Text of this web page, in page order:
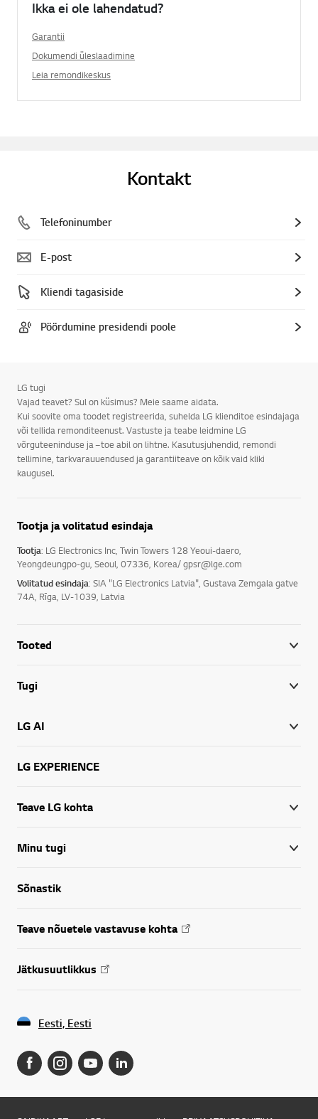
Ikka ei ole lahendatud?
Garantii
Dokumendi üleslaadimine
Leia remondikeskus
Kontakt
Telefoninumber
E-post
Kliendi tagasiside
Pöördumine presidendi poole
LG tugi
Vajad teavet? Sul on küsimus? Meie saame aidata.
Kui soovite oma toodet registreerida, suhelda LG klienditoe esindajaga
või tellida remonditeenust. Vastuste ja teabe leidmine LG
võrguteeninduse ja –toe abil on lihtne. Kasutusjuhendid, remondi
tellimine, tarkvarauuendused ja garantiiteave on kõik vaid kliki
kaugusel.
Tootja ja volitatud esindaja
Tootja: LG Electronics Inc, Twin Towers 128 Yeoui-daero,
Yeongdeungpo-gu, Seoul, 07336, Korea/ gpsr@lge.com
Volitatud esindaja: SIA "LG Electronics Latvia", Gustava Zemgala gatve
74A, Rīga, LV-1039, Latvia
Tooted
Tugi
LG AI
LG EXPERIENCE
Teave LG kohta
Minu tugi
Sõnastik
Teave nõuetele vastavuse kohta
Jätkusuutlikkus
Eesti, Eesti